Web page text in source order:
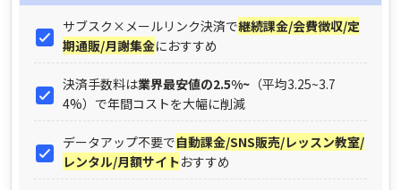
サブスク×メールリンク決済で継続課金/会費徴収/定
期通販/月謝集金におすすめ
決済手数料は業界最安値の2.5%~ （平均3.25~3.7
4%）で年間コストを大幅に削減
データアップ不要で自動課金/SNS販売/レッスン教室/
レンタル/月額サイトおすすめ